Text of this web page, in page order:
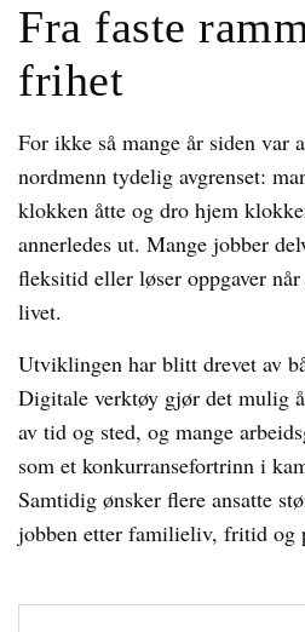
Fra faste
frihet
For ikke så mange år siden var
nordmenn tydelig avgrenset:
klokken åtte og dro hjem
annerledes ut. Mange jobber
fleksitid eller løser oppgaver
livet.
Utviklingen har blitt drevet av
Digitale verktøy gjør det mulig
av tid og sted, og mange
som et konkurransefortrinn i
Samtidig ønsker flere ansatte
jobben etter familieliv, fritid og